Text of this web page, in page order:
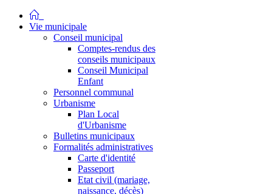
Vie municipale
Conseil municipal
Comptes-rendus des
conseils municipaux
Conseil Municipal
Enfant
Personnel communal
Urbanisme
Plan Local
d'Urbanisme
Bulletins municipaux
Formalités administratives
Carte d'identité
Passeport
Etat civil (mariage,
naissance, décès)